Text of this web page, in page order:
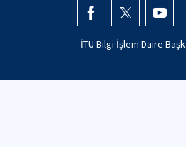
İTÜ Bilgi İşlem Daire